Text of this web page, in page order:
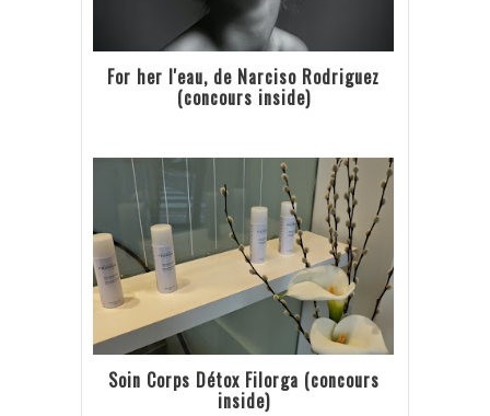
For her l'eau, de Narciso Rodriguez
(concours inside)
Soin Corps Détox Filorga (concours
inside)